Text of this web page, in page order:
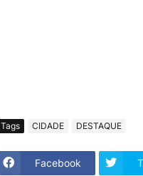
Tags CIDADE DESTAQUE
Facebook